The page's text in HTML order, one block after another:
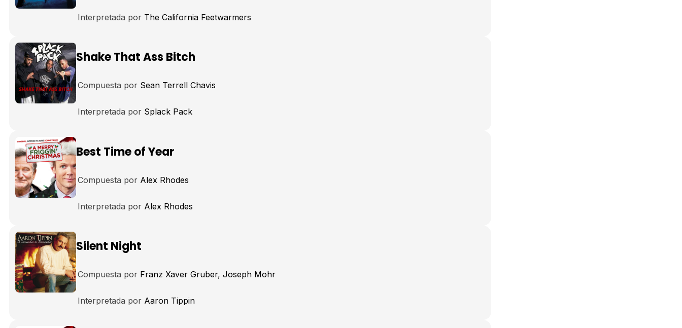
Interpretada por The California Feetwarmers
Shake That Ass Bitch
Compuesta por Sean Terrell Chavis
Interpretada por Splack Pack
Best Time of Year
Compuesta por Alex Rhodes
Interpretada por Alex Rhodes
Silent Night
Compuesta por Franz Xaver Gruber Joseph Mohr
Interpretada por Aaron Tippin